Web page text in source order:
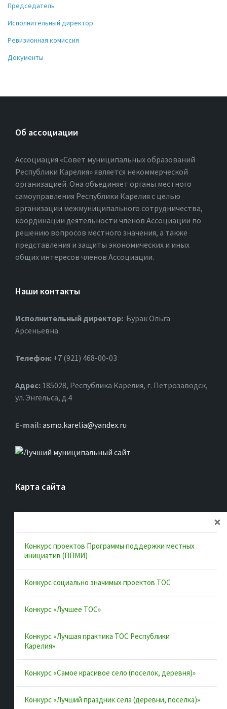
Председатель
Исполнительный директор
Ревизионная комиссия
Документы
Об ассоциации
Ассоциация «Совет муниципальных образований
Республики Карелия» является некоммерческой
организацией. Она объединяет органы местного
самоуправления Республики Карелия с целью
организации межмуниципального сотрудничества,
координации деятельности членов Ассоциации по
решению вопросов местного значения, а также
представления и защиты экономических и иных
общих интересов членов Ассоциации.
Наши контакты
Исполнительный директор: Бурак Ольга
Арсеньевна
Телефон: +7 (921) 468-00-03
Адрес: 185028, Республика Карелия, г. Петрозаводск,
ул. Энгельса, д.4
Е-mail:asmo.karelia@yandex.ru
Карта сайта
Об ассоциации
Документы
Муниципальные образования
Конкурсы и лучшие практики
Контакты
Полезные ссылки
Интернет-портал Республики Карелия
Инициативы Карелии
Конкурс проектов Программы поддержки местных
инициатив (ППМИ)
Конкурс социально значимых проектов ТОС
Конкурс «Лучшее ТОС»
Конкурс «Лучшая практика ТОС Республики
Карелия»
Конкурс «Самое красивое село (поселок, деревня)»
Конкурс «Лучший праздник села (деревни, поселка)»